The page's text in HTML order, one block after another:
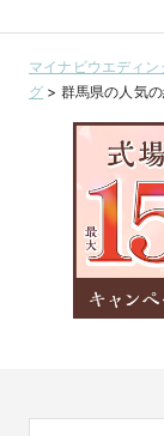
マイナビウエディン
グ > 群馬県の人気